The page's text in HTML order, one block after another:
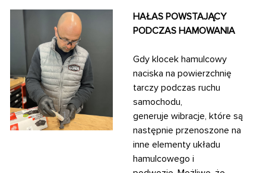
HAŁAS POWSTAJĄCY
PODCZAS HAMOWANIA
Gdy klocek hamulcowy
naciska na powierzchnię
tarczy podczas ruchu
samochodu,
generuje wibracje, które są
następnie przenoszone na
inne elementy układu
hamulcowego i